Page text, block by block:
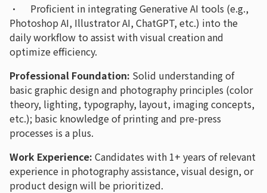
· Proficient in integrating Generative AI tools (e.g.,
Photoshop AI, Illustrator AI, ChatGPT, etc.) into the
daily workflow to assist with visual creation and
optimize efficiency.
Professional Foundation: Solid understanding of
basic graphic design and photography principles (color
theory, lighting, typography, layout, imaging concepts,
etc.); basic knowledge of printing and pre-press
processes is a plus.
Work Experience: Candidates with 1+ years of relevant
experience in photography assistance, visual design, or
product design will be prioritized.